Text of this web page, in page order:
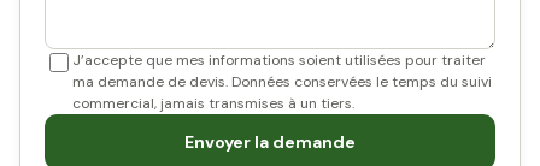
J’accepte que mes informations soient utilisées pour traiter
ma demande de devis. Données conservées le temps du suivi
commercial, jamais transmises à un tiers.
Envoyer la demande